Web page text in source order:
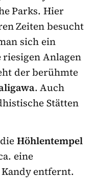
Parks. Hier
Zeiten besucht
sich ein
Anlagen
der berühmte
. Auch
Stätten
dieHöhlentempel
eine
entfernt.